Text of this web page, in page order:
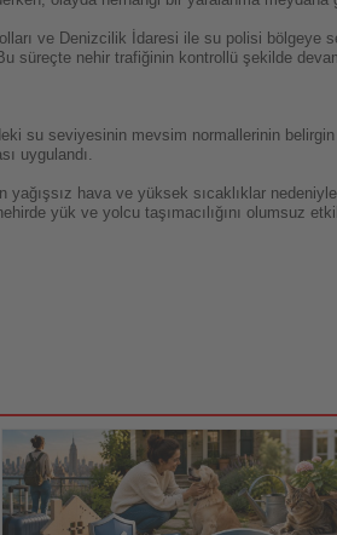
ve Denizcilik İdaresi ile su polisi bölgeye
süreçte nehir trafiğinin kontrollü şekilde
su seviyesinin mevsim normallerinin
uygulandı.
yağışsız hava ve yüksek sıcaklıklar
yük ve yolcu taşımacılığını olumsuz